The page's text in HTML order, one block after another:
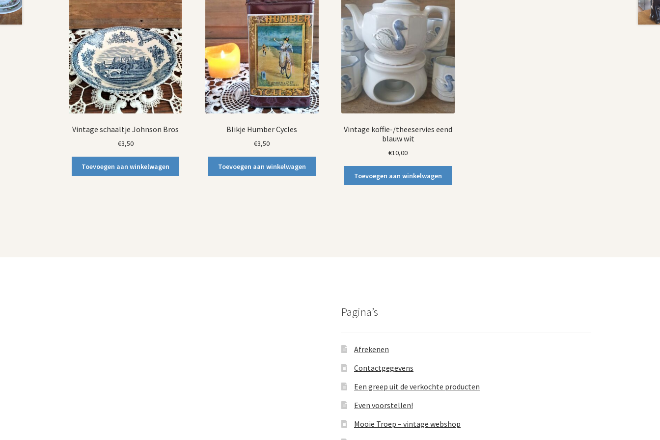
Vintage schaaltje Johnson Bros
€3,50
Toevoegen aan winkelwagen
Blikje Humber Cycles
€3,50
Toevoegen aan winkelwagen
Vintage koffie-/theeservies eend
blauw wit
€10,00
Toevoegen aan winkelwagen
Pagina’s
Afrekenen
Contactgegevens
Een greep uit de verkochte producten
Even voorstellen!
Mooie Troep – vintage webshop